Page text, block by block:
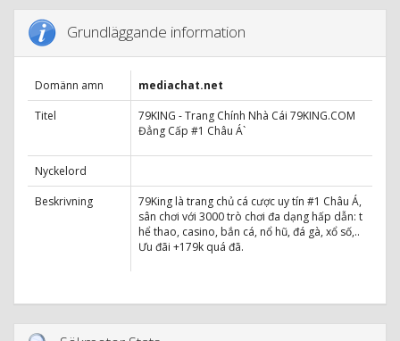
Grundläggande information
Domänn amn
mediachat.net
Titel
79KING - Trang Chính Nhà Cái 79KING.COM
Đẳng Cấp #1 Châu Á`
Nyckelord
Beskrivning
79King là trang chủ cá cược uy tín #1 Châu Á,
sân chơi với 3000 trò chơi đa dạng hấp dẫn: t
hể thao, casino, bắn cá, nổ hũ, đá gà, xổ số,..
Ưu đãi +179k quá đã.